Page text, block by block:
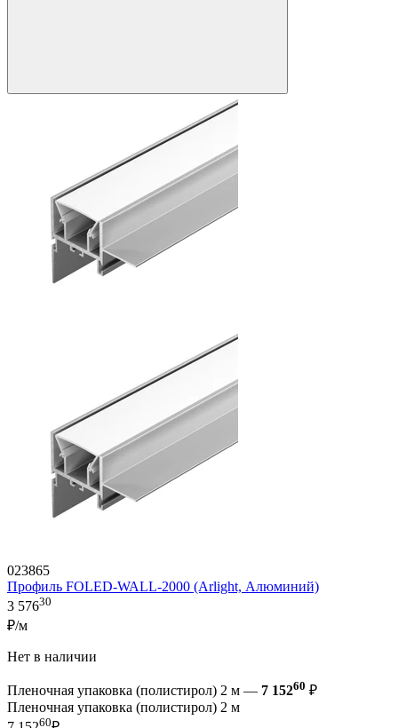
023865
Профиль FOLED-WALL-2000 (Arlight, Алюминий)
3 57630
₽/м
Нет в наличии
Пленочная упаковка (полистирол) 2 м — 7 15260 ₽
Пленочная упаковка (полистирол) 2 м
60